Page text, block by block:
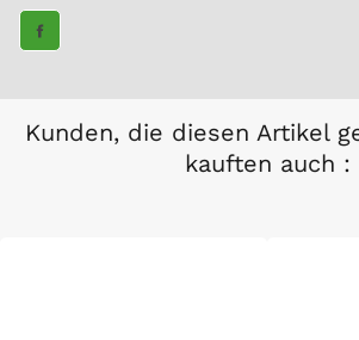
TEILE
AUF
Kunden, die diesen Artikel
kauften auch :